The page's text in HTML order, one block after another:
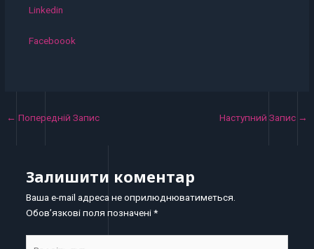
Linkedin
Faceboook
← Попередній Запис Наступний Запис →
Залишити коментар
Ваша e-mail адреса не оприлюднюватиметься.
Обов’язкові поля позначені*